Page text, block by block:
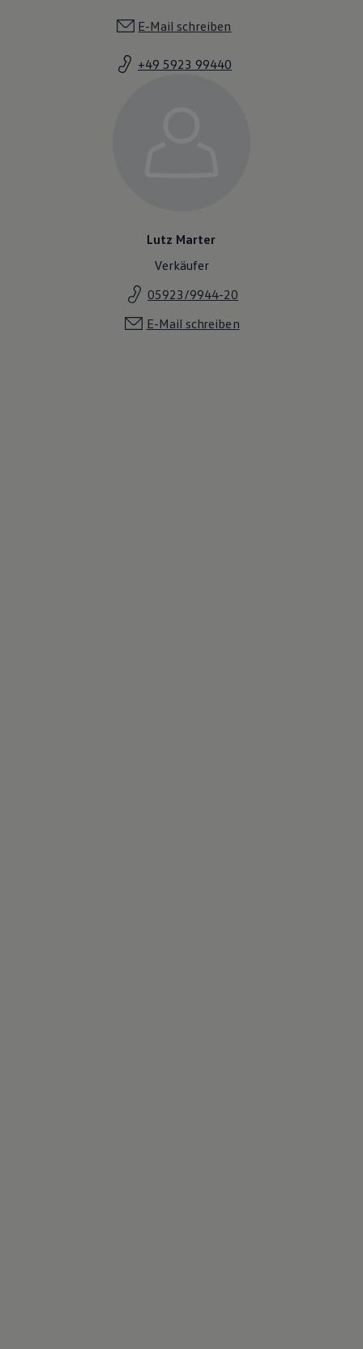
E-Mail schreiben
+49 5923 99440
Lutz Marter
Verkäufer
05923/9944-20
E-Mail schreiben